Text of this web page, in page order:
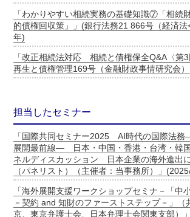
「わかりやすい相続実務の基礎知識⑦「相続
的債権回収策」」(銀行法務21 866号（経済法
年)
「改正相続法対応 相続と債権保全Q&A〈第
再生と債権管理169号（金融財政事情研究会
担当したセミナー
「国際共同セミナー2025 AI時代の国際法
展開最前線― 日本・中国・香港・台湾・韓
ネルディスカッション 日本企業の海外進出に
（パネリスト）（主催者：当事務所）」
「海外展開支援ワークショップセミナ－「中
－契約 and 知財のファーストステップ－」（
京、東京弁護士会、日本弁理士会関東支部）